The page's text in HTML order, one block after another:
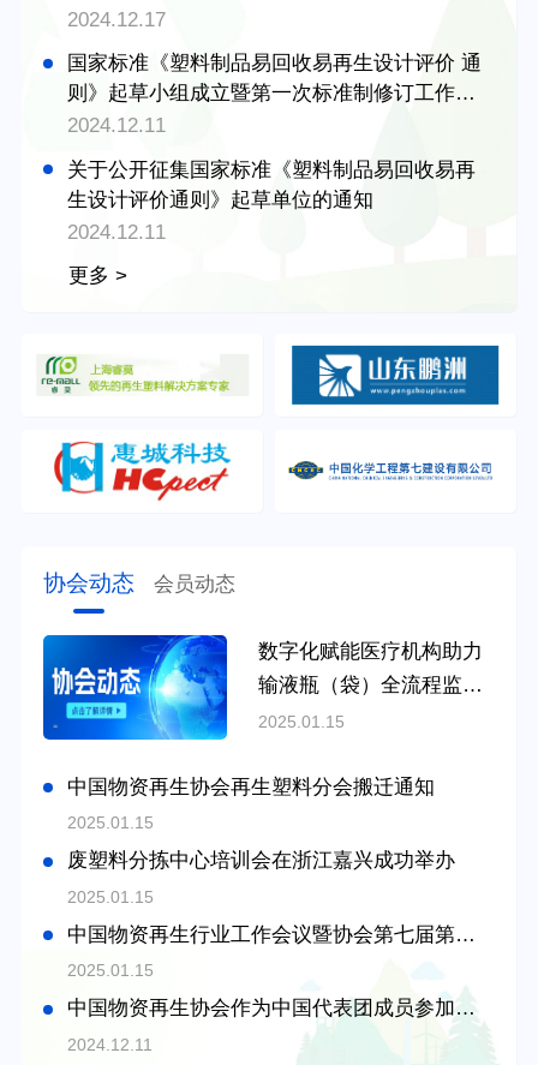
2024.12.17
2024.12.11
国家标准《塑料制品易回收易再生设计评价 通
则》起草小组成立暨第一次标准制修订工作会
议在京召开
2024.12.11
关于公开征集国家标准《塑料制品易回收易再
生设计评价通则》起草单位的通知
更多 >
协会动态 会员动态
数字化赋能医疗机构助力
输液瓶（袋）全流程监管
示范项目经验分享和行业
2025.01.15
2025.01.15
中国物资再生协会再生塑料分会搬迁通知
2025.01.15
废塑料分拣中心培训会在浙江嘉兴成功举办
2025.01.15
中国物资再生行业工作会议暨协会第七届第十次理事会在青岛顺利召开
2024.12.11
中国物资再生协会作为中国代表团成员参加塑料污染政府间谈判委员会第五次会议